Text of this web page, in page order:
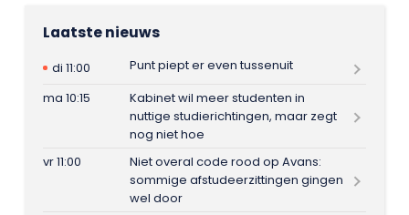
Laatste nieuws
di 11:00
Punt piept er even tussenuit
ma 10:15
Kabinet wil meer studenten in
nuttige studierichtingen, maar zegt
nog niet hoe
vr 11:00
Niet overal code rood op Avans:
sommige afstudeerzittingen gingen
wel door